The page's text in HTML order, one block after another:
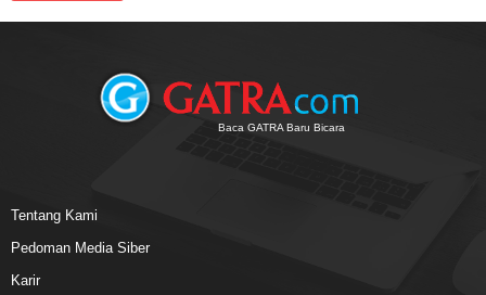
Baca GATRA Baru Bicara
Tentang Kami
Pedoman Media Siber
Karir